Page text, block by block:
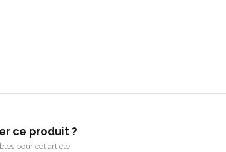
ce produit ?
pour cet article